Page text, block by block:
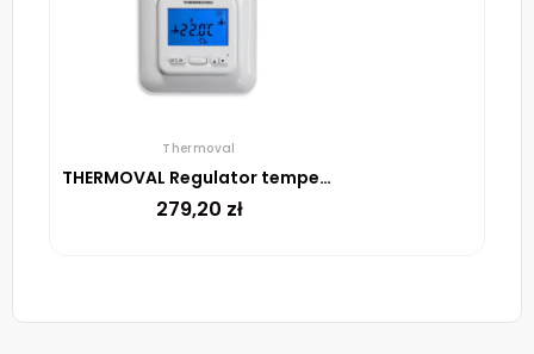
Thermoval
THERMOVAL Regulator temperatury TVT 04 ED Biały
279,20 zł